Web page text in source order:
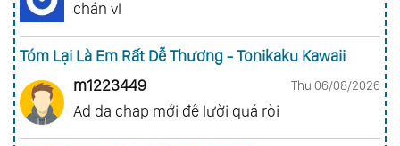
chán vl
Tóm Lại Là Em Rất Dễ Thương - Tonikaku Kawaii
m1223449
Thu 06/08/2026
Ad da chap mới đê lười quá ròi